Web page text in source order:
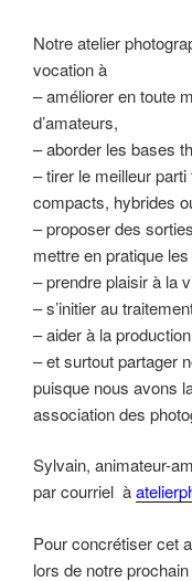
Notre atelier
vocation à
– améliorer en toute
d’amateurs,
– aborder les bases
– tirer le meilleur
compacts, hybrides
– proposer des
mettre en pratique
– prendre plaisir à la
– s’initier au
– aider à la
– et surtout partager
puisque nous avons
association des
Sylvain, animateur-
par courriel à
Pour concrétiser cet
lors de notre